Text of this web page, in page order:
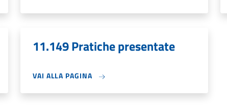
11.149 Pratiche presentate
VAI ALLA PAGINA